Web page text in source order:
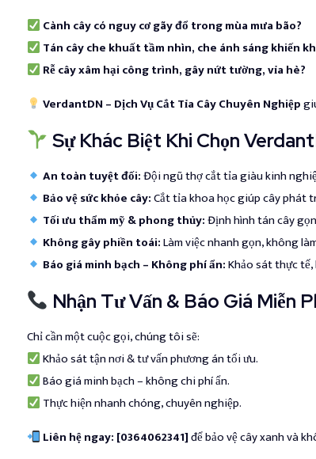
Cành cây có nguy cơ gãy đổ trong mùa mưa bão?
Tán cây che khuất tầm nhìn, che ánh sáng khiến
Rễ cây xâm hại công trình, gây nứt tường, vỉa hè?
VerdantDN – Dịch Vụ Cắt Tỉa Cây Chuyên Nghiệp
Sự Khác Biệt Khi Chọn
An toàn tuyệt đối:Đội ngũ thợ cắt tỉa giàu kinh
Bảo vệ sức khỏe cây:Cắt tỉa khoa học giúp cây phát
Tối ưu thẩm mỹ & phong thủy:Định hình tán cây
Không gây phiền toái:Làm việc nhanh gọn, không
Báo giá minh bạch – Không phí ẩn:Khảo sát thực
Nhận Tư Vấn & Báo Giá Miễn
Chỉ cần một cuộc gọi, chúng tôi sẽ:
Khảo sát tận nơi & tư vấn phương án tối ưu.
Báo giá minh bạch – không chi phí ẩn.
Thực hiện nhanh chóng, chuyên nghiệp.
Liên hệ ngay: [0364062341]để bảo vệ cây xanh và